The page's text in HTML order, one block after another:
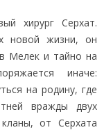
хирург Серхат.
новой жизни, он
Мелек и тайно на
иначе:
на родину, где
вражды двух
от Серхата